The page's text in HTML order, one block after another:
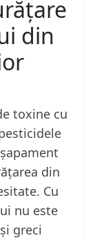
din
toxine cu
din
Cu
nu este
greci